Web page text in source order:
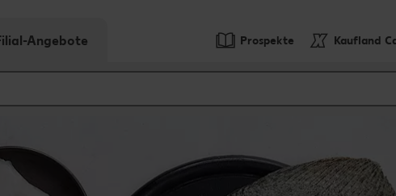
Prospekte Kaufland
Angebote